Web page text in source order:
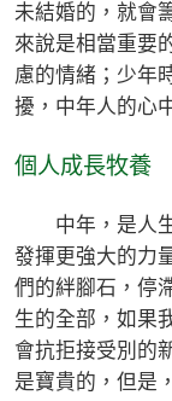
未結婚的，就會
來說是相當重要
慮的情緒；少年
擾，中年人的心
個人成長牧養
中年，是人生
發揮更強大的力
們的絆腳石，停
生的全部，如果
會抗拒接受別的
是寶貴的，但是